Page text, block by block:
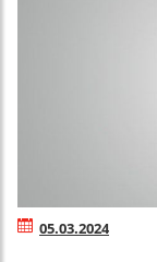
05.03.2024